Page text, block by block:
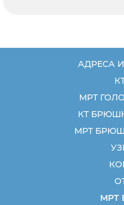
АДРЕСА
МРТ
КТ
МРТ
МРТ